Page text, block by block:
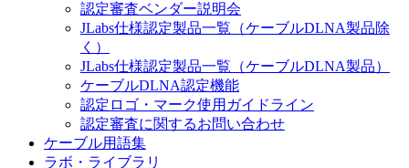
認定審査ベンダー説明会
JLabs仕様認定製品一覧（ケーブルDLNA製品除
く）
JLabs仕様認定製品一覧（ケーブルDLNA製品）
ケーブルDLNA認定機能
認定ロゴ・マーク使用ガイドライン
認定審査に関するお問い合わせ
ケーブル用語集
ラボ・ライブラリ